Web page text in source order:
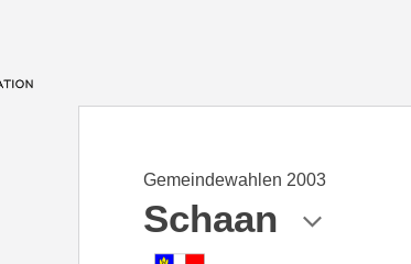
Gemeindewahlen 2003
Schaan